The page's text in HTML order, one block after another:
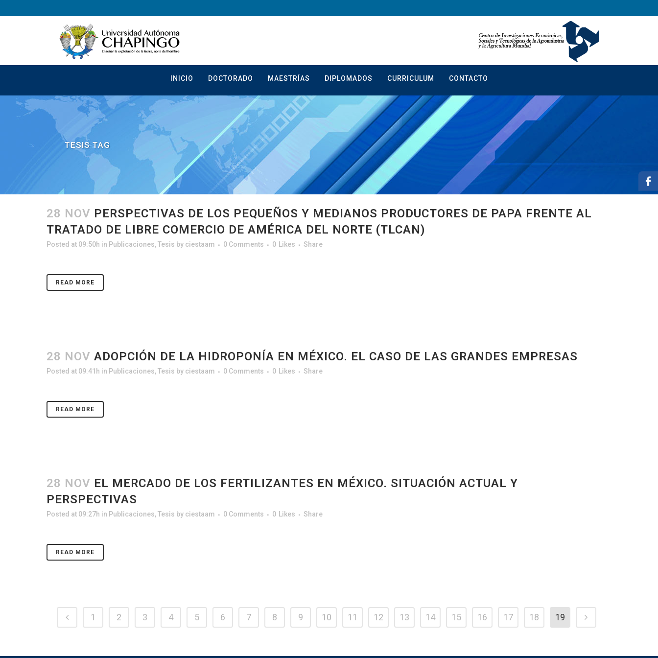
INICIO DOCTORADO MAESTRÍAS DIPLOMADOS CURRICULUM CONTACTO
TESIS TAG
28 NOV PERSPECTIVAS DE LOS PEQUEÑOS Y MEDIANOS PRODUCTORES DE PAPA FRENTE AL
TRATADO DE LIBRE COMERCIO DE AMÉRICA DEL NORTE (TLCAN)
Posted at 09:50h in Publicaciones,Tesis by ciestaam 0 Comments 0 Likes Share
READ MORE
28 NOV ADOPCIÓN DE LA HIDROPONÍA EN MÉXICO. EL CASO DE LAS GRANDES EMPRESAS
Posted at 09:41h in Publicaciones,Tesis by ciestaam 0 Comments 0 Likes Share
READ MORE
28 NOV EL MERCADO DE LOS FERTILIZANTES EN MÉXICO. SITUACIÓN ACTUAL Y
PERSPECTIVAS
Posted at 09:27h in Publicaciones,Tesis by ciestaam 0 Comments 0 Likes Share
READ MORE
1 2 3 4 5 6 7 8 9 10 11 12 13 14 15 16 17 18 19